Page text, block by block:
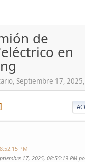
de
en
Septiembre 17,
PM
17, 2025, 08:55:19 PM